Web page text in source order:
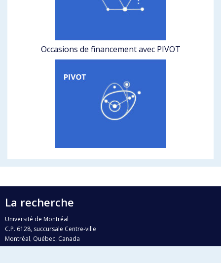
Occasions de financement avec PIVOT
La recherche
Université de Montréal
C.P. 6128, succursale Centre-ville
Montréal, Québec, Canada
H3C 3J7